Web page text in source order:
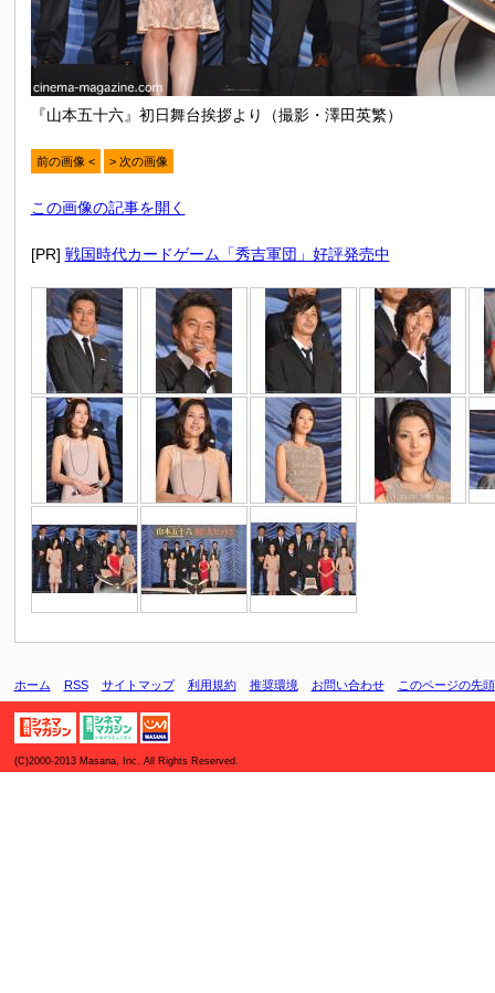
『山本五十六』初日舞台挨拶より（撮影・澤田英繁）
前の画像 < > 次の画像
この画像の記事を開く
[PR] 戦国時代カードゲーム「秀吉軍団」好評発売中
ホーム RSS サイトマップ 利用規約 推奨環境 お問い合わせ このページの先頭
(C)2000-2013 Masana, Inc. All Rights Reserved.